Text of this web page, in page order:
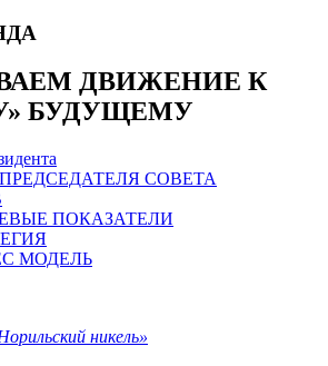
ДВИЖЕНИЕ К
БУДУЩЕМУ
СОВЕТА
ПОКАЗАТЕЛИ
МОДЕЛЬ
никель»